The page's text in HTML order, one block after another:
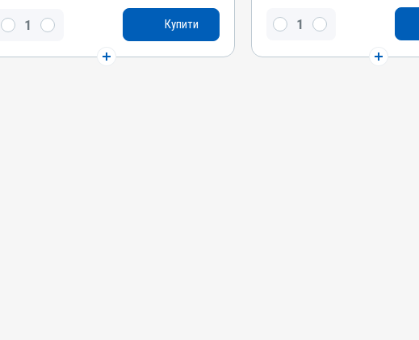
АВ-09595-03-23
Купити
Види тварин
Собаки